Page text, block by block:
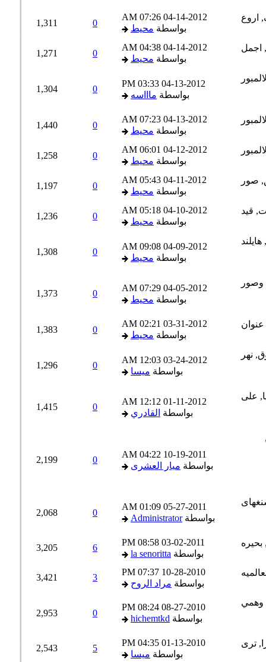
04-14-2012
07:26 AM
بواسطةمحيط
1,311
04-14-2012
04:38 AM
بواسطةمحيط
1,271
04-13-2012
03:33 PM
بواسطةماااسه
1,304
04-13-2012
07:23 AM
بواسطةمحيط
1,440
04-12-2012
06:01 AM
بواسطةمحيط
1,258
04-11-2012
05:43 AM
بواسطةمحيط
1,197
04-10-2012
05:18 AM
بواسطةمحيط
1,236
04-09-2012
09:08 AM
بواسطةمحيط
1,308
04-05-2012
07:29 AM
بواسطةمحيط
1,373
03-31-2012
02:21 AM
بواسطةمحيط
1,383
03-24-2012
12:03 AM
بواسطةميسا
1,296
01-11-2012
12:12 AM
بواسطةالقادري
1,415
10-19-2011
04:22 AM
بواسطةميار العشرى
2,199
05-27-2011
01:09 AM
بواسطةAdministrator
2,068
03-02-2011
08:58 PM
بواسطةla senoritta
3,205
10-28-2010
07:37 PM
بواسطةمراد الروح
3,421
08-27-2010
08:24 PM
بواسطةhichemtkd
2,953
01-13-2010
04:35 PM
بواسطةميسا
2,543